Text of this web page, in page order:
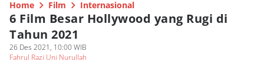
Home Film Internasional
6 Film Besar Hollywood yang Rugi di
Tahun 2021
26 Des 2021, 10:00 WIB
Fahrul Razi Uni Nurullah